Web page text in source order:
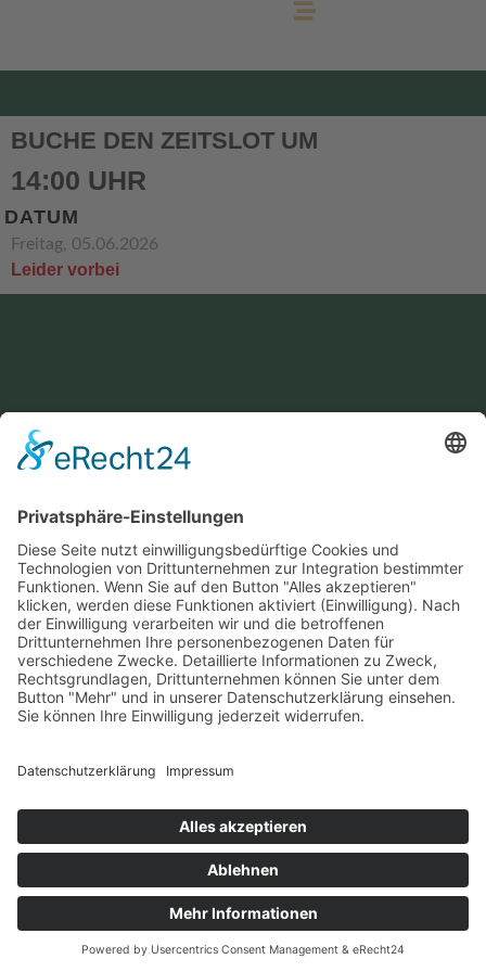
BUCHE DEN ZEITSLOT UM
14:00 UHR
DATUM
Freitag, 05.06.2026
Leider vorbei
Ein Produkt von SYNTURA - Emotion,
Spaß und Herausforderung
KONTAKT
+49 7422 240693
Impressum Datenschutz­
© Hirschgrund Zipline Area
Vertrag widerrufen